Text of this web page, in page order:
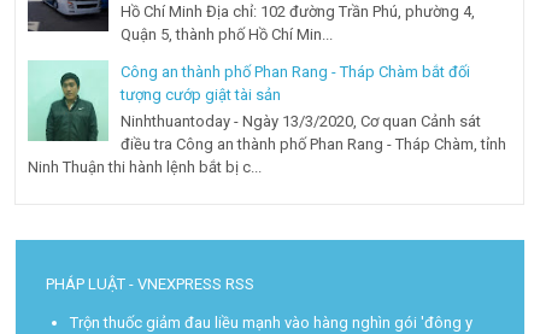
Hồ Chí Minh Địa chỉ: 102 đường Trần Phú, phường 4,
Quận 5, thành phố Hồ Chí Min...
Công an thành phố Phan Rang - Tháp Chàm bắt đối
tượng cướp giật tài sản
Ninhthuantoday - Ngày 13/3/2020, Cơ quan Cảnh sát
điều tra Công an thành phố Phan Rang - Tháp Chàm, tỉnh
Ninh Thuận thi hành lệnh bắt bị c...
PHÁP LUẬT - VNEXPRESS RSS
Trộn thuốc giảm đau liều mạnh vào hàng nghìn gói 'đông y